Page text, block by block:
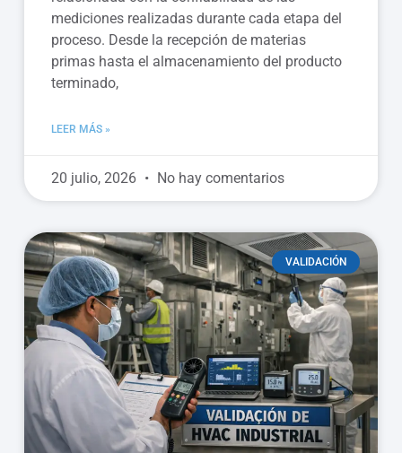
mediciones realizadas durante cada etapa del
proceso. Desde la recepción de materias
primas hasta el almacenamiento del producto
terminado,
LEER MÁS »
20 julio, 2026 No hay comentarios
VALIDACIÓN